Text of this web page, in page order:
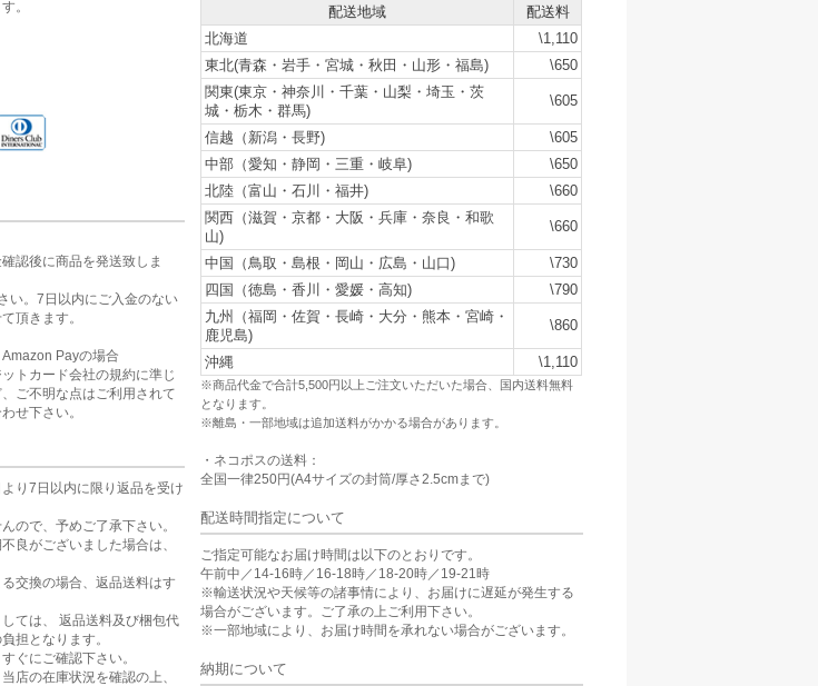
。
認後に商品を発送致しま
い。7日以内にご入金のない
頂きます。
Payの場合
トカード会社の規約に準じ
ご不明な点はご利用されて
せ下さい。
り7日以内に限り返品を受け
ので、予めご了承下さい。
良がございました場合は、
交換の場合、返品送料はす
ては、 返品送料及び梱包代
担となります。
ぐにご確認下さい。
店の在庫状況を確認の上、
配送地域
配送料
北海道
\1,110
東北(青森・岩手・宮城・秋田・山形・福島)
\650
関東(東京・神奈川・千葉・山梨・埼玉・茨
城・栃木・群馬)
\605
信越（新潟・長野)
\605
中部（愛知・静岡・三重・岐阜)
\650
北陸（富山・石川・福井)
\660
関西（滋賀・京都・大阪・兵庫・奈良・和歌
山)
\660
中国（鳥取・島根・岡山・広島・山口)
\730
四国（徳島・香川・愛媛・高知)
\790
九州（福岡・佐賀・長崎・大分・熊本・宮崎・
鹿児島)
\860
沖縄 \1,110
※商品代金で合計5,500円以上ご注文いただいた場合、国内送料無料
となります。
※離島・一部地域は追加送料がかかる場合があります。
・ネコポスの送料：
全国一律250円(A4サイズの封筒/厚さ2.5cmまで)
配送時間指定について
ご指定可能なお届け時間は以下のとおりです。
午前中／14-16時／16-18時／18-20時／19-21時
※輸送状況や天候等の諸事情により、お届けに遅延が発生する
場合がございます。ご了承の上ご利用下さい。
※一部地域により、お届け時間を承れない場合がございます。
納期について